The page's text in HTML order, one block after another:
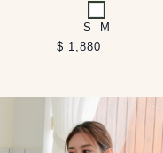
白
S
M
$ 1,880